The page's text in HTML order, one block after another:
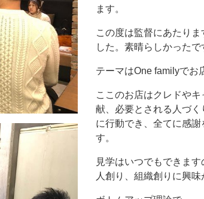
ます。
この度は監督にあたり
した。素晴らしかったで
テーマはOne familyでお
ここのお店はクレドや
献、必要とされる人づ
に行動でき、全てに感
す。
見学はいつでもできま
人創り、組織創りに興味